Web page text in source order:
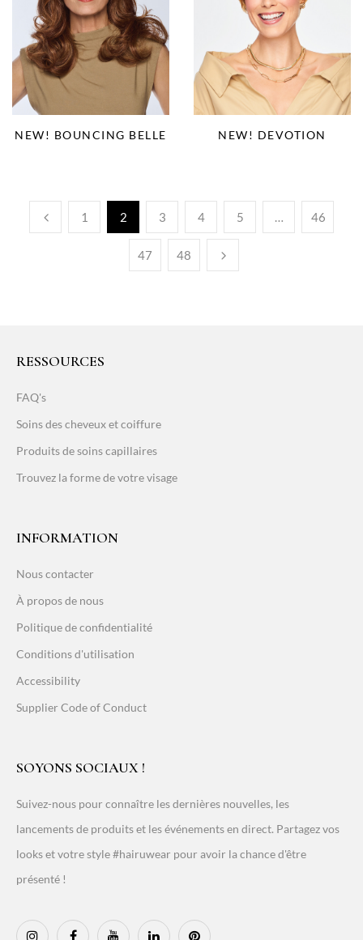
NEW! BOUNCING BELLE NEW! DEVOTION
1 2 3 4 5 … 46
47 48
RESSOURCES
FAQ's
Soins des cheveux et coiffure
Produits de soins capillaires
Trouvez la forme de votre visage
INFORMATION
Nous contacter
À propos de nous
Politique de confidentialité
Conditions d'utilisation
Accessibility
Supplier Code of Conduct
SOYONS SOCIAUX !
Suivez-nous pour connaître les dernières nouvelles, les
lancements de produits et les événements en direct. Partagez vos
looks et votre style #hairuwear pour avoir la chance d'être
présenté !